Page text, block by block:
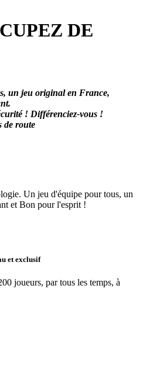
DE
un jeu original en France,
! Différenciez-vous !
de route
Un jeu d'équipe pour tous, un
et Bon pour l'esprit !
et exclusif
joueurs, par tous les temps, à